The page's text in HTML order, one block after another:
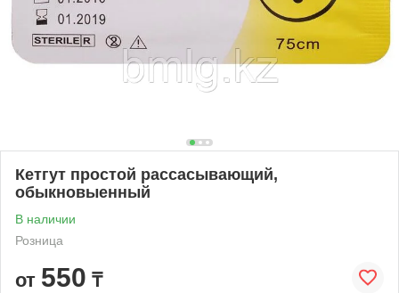
Кетгут простой рассасывающий,
обыкновыенный
В наличии
Розница
от 550 ₸